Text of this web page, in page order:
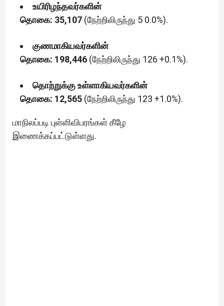
உயிரிழந்தவர்களின்
தொகை: 35,107 (நேற்றிலிருந்து 5 0.0%).
குணமாகியவர்களின்
தொகை: 198,446 (நேற்றிலிருந்து 126 +0.1%).
தொற்றுக்கு உள்ளாகியவர்களின்
தொகை: 12,565 (நேற்றிலிருந்து 123 +1.0%).
மாநிலப்படி புள்ளிவிபரங்கள் கீழே
இணைக்கப்பட்டுள்ளது.